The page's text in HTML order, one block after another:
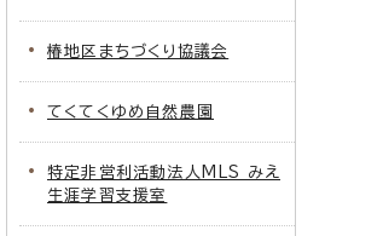
椿地区まちづくり協議会
てくてくゆめ自然農園
特定非営利活動法人MLS みえ
生涯学習支援室